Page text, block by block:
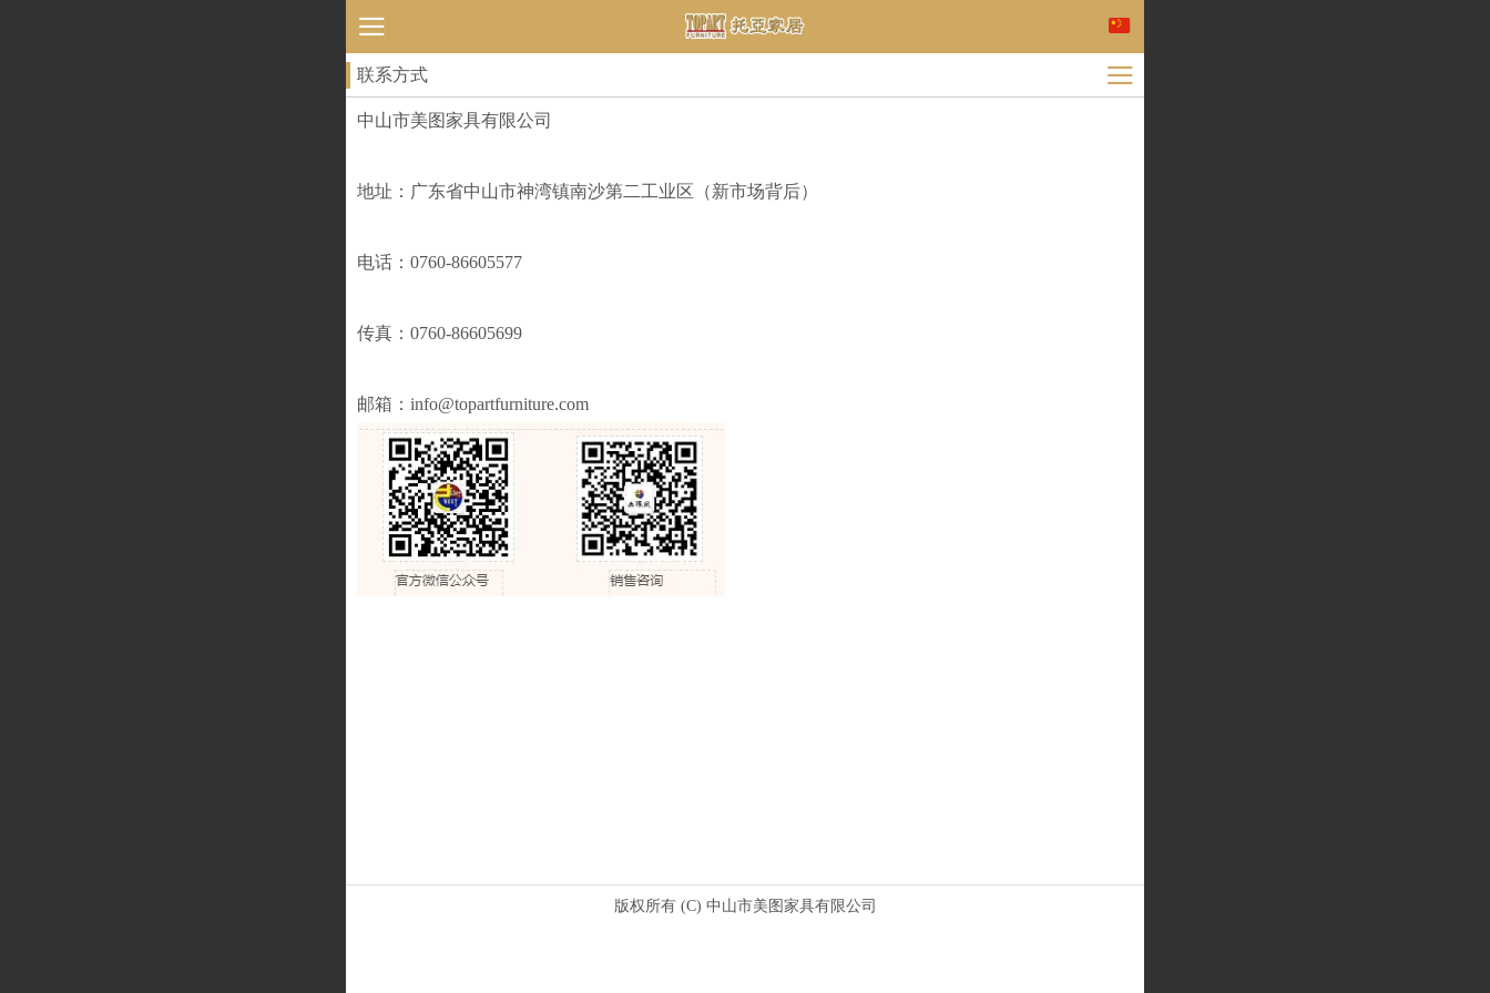
联系方式
中山市美图家具有限公司
地址：广东省中山市神湾镇南沙第二工业区（新市场背后）
电话：0760-86605577
传真：0760-86605699
邮箱：info@topartfurniture.com
版权所有 (C) 中山市美图家具有限公司